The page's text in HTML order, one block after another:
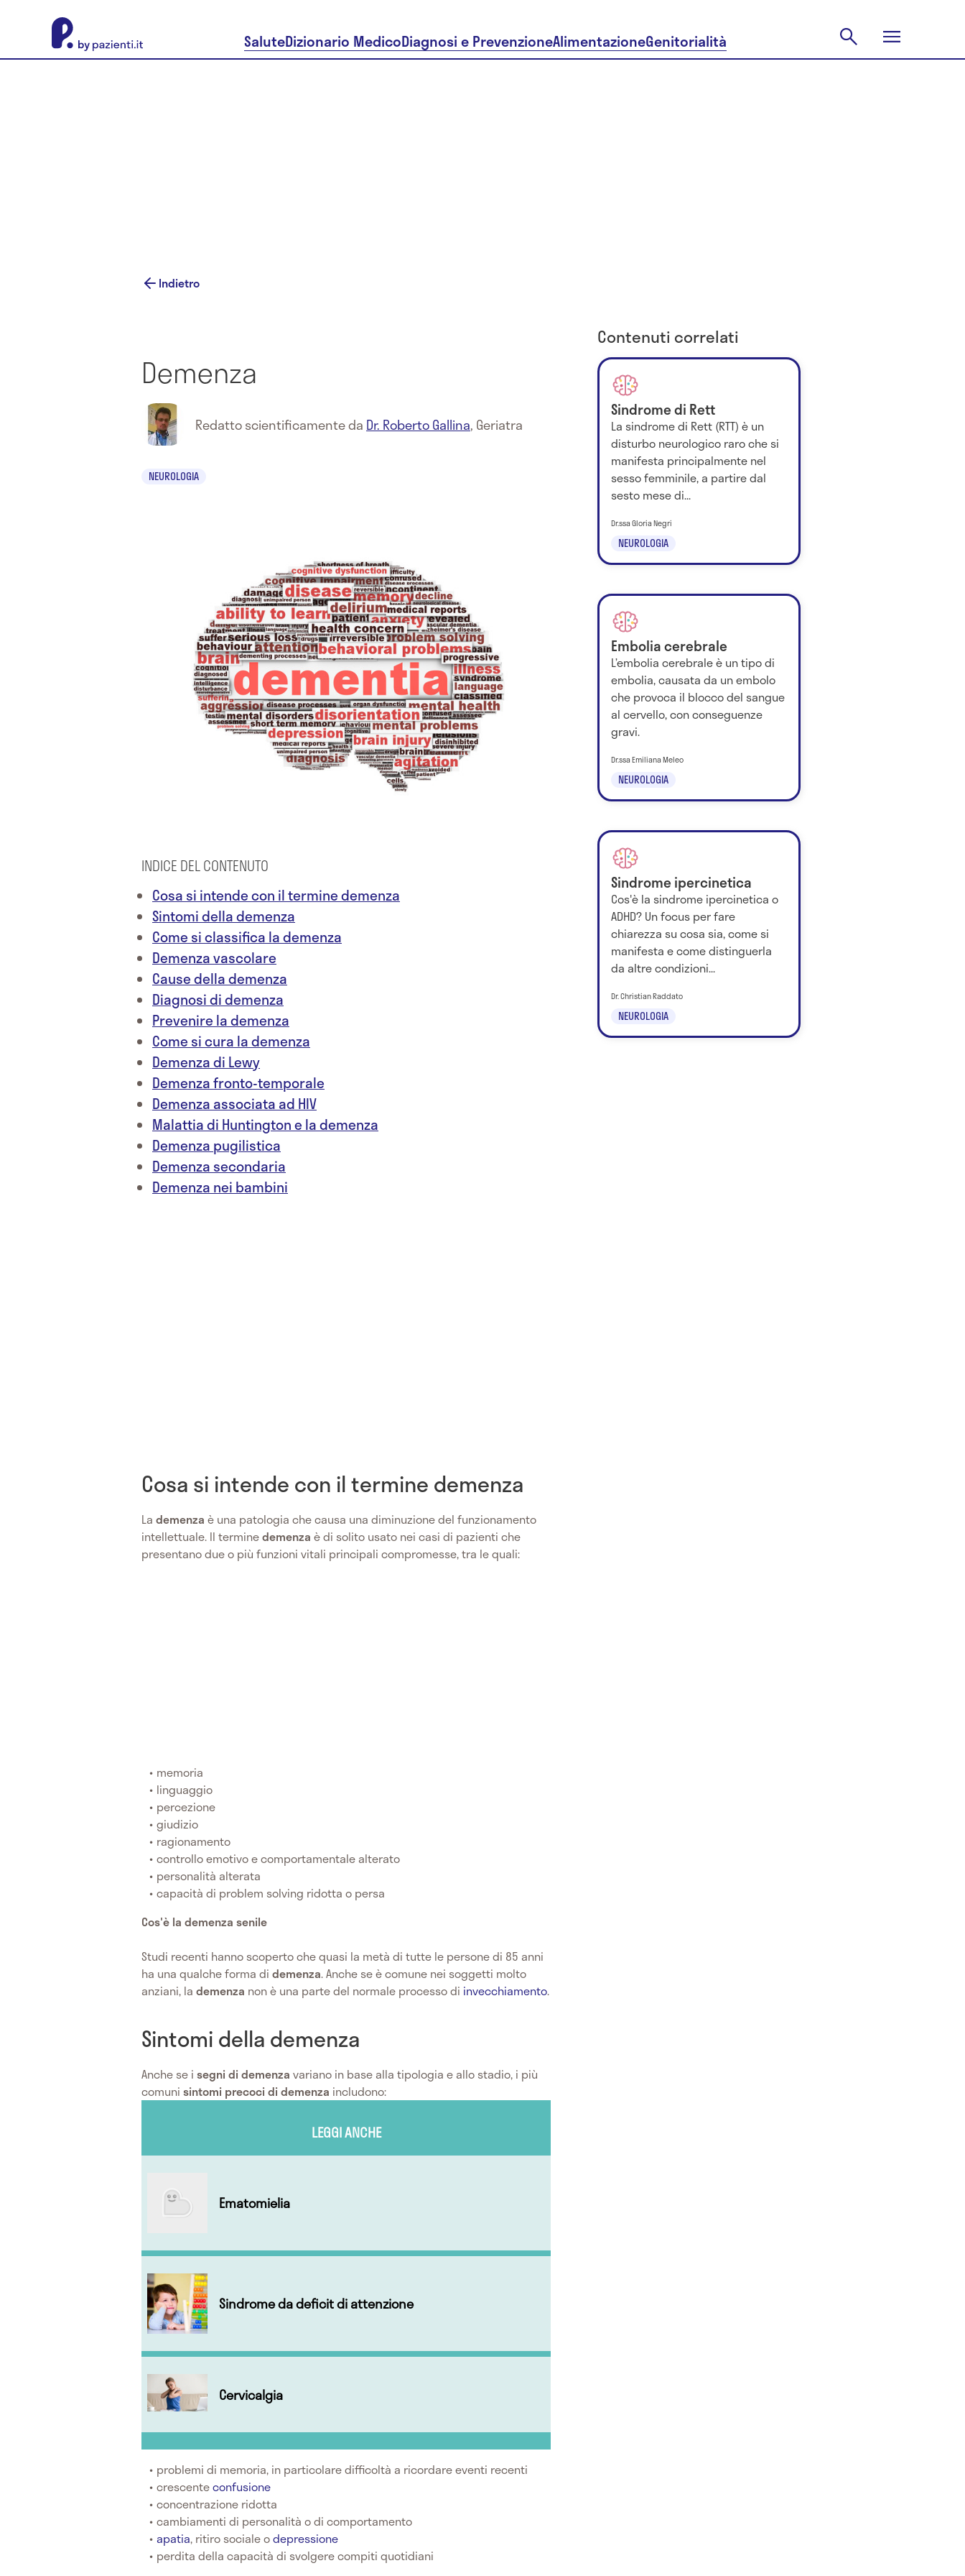
SaluteDizionario MedicoDiagnosi e PrevenzioneAlimentazioneGenitorialità
Indietro
Demenza
Redatto scientificamente da Dr. Roberto Gallina, Geriatra
NEUROLOGIA
INDICE DEL CONTENUTO
Cosa si intende con il termine demenza
Sintomi della demenza
Come si classifica la demenza
Demenza vascolare
Cause della demenza
Diagnosi di demenza
Prevenire la demenza
Come si cura la demenza
Demenza di Lewy
Demenza fronto-temporale
Demenza associata ad HIV
Malattia di Huntington e la demenza
Demenza pugilistica
Demenza secondaria
Demenza nei bambini
Cosa si intende con il termine demenza
La demenza è una patologia che causa una diminuzione del funzionamento
intellettuale. Il terminedemenza è di solito usato nei casi di pazienti che
presentano due o più funzioni vitali principali compromesse, tra le quali:
memoria
linguaggio
percezione
giudizio
ragionamento
controllo emotivo e comportamentale alterato
personalità alterata
capacità di problem solving ridotta o persa
Cos'è la demenza senile
Studi recenti hanno scoperto che quasi la metà di tutte le persone di 85 anni
ha una qualche forma di demenza. Anche se è comune nei soggetti molto
anziani, la demenza non è una parte del normale processo di invecchiamento.
Sintomi della demenza
Anche se i segni di demenza variano in base alla tipologia e allo stadio, i più
comuni sintomi precoci di demenza includono:
LEGGI ANCHE
Ematomielia
Sindrome da deficit di attenzione
Cervicalgia
problemi di memoria, in particolare difficoltà a ricordare eventi recenti
crescenteconfusione
concentrazione ridotta
cambiamenti di personalità o di comportamento
apatia, ritiro sociale odepressione
perdita della capacità di svolgere compiti quotidiani
Contenuti correlati
Sindrome di Rett
La sindrome di Rett (RTT) è un
disturbo neurologico raro che si
manifesta principalmente nel
sesso femminile, a partire dal
sesto mese di...
NEUROLOGIA
Dr.ssa Gloria Negri
Embolia cerebrale
L’embolia cerebrale è un tipo di
embolia, causata da un embolo
che provoca il blocco del sangue
al cervello, con conseguenze
gravi.
NEUROLOGIA
Dr.ssa Emiliana Meleo
Sindrome ipercinetica
Cos'è la sindrome ipercinetica o
ADHD? Un focus per fare
chiarezza su cosa sia, come si
manifesta e come distinguerla
da altre condizioni...
NEUROLOGIA
Dr. Christian Raddato